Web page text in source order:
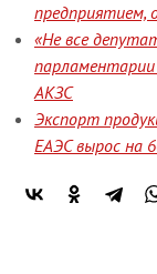
предприятием,
«Не все
АКЗС
Экспорт
ЕАЭС вырос на